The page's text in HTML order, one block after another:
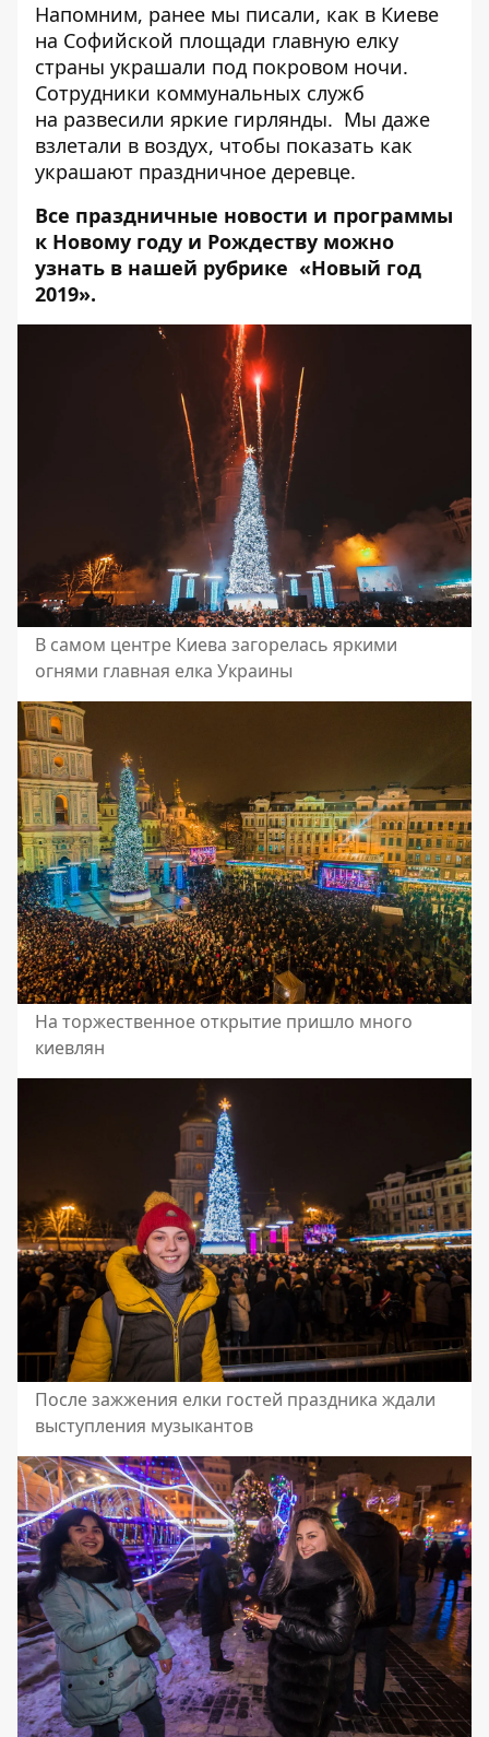
Напомним, ранее мы писали, как в Киеве
на Софийской площади главную елку
страны украшали под покровом ночи.
Сотрудники коммунальных служб
на развесили яркие гирлянды. Мы даже
взлетали в воздух, чтобы показать как
украшают праздничное деревце.
Все праздничные новости и программы
к Новому году и Рождеству можно
узнать в нашей рубрике «Новый год
2019».
В самом центре Киева загорелась яркими
огнями главная елка Украины
На торжественное открытие пришло много
киевлян
После зажжения елки гостей праздника ждали
выступления музыкантов